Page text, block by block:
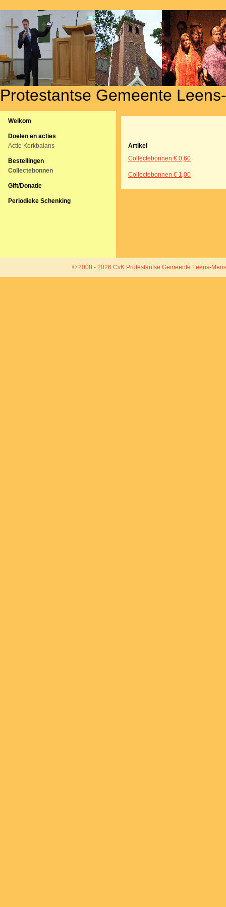
Protestantse Gemeente
Artikel
Collectebonnen € 0,60
Collectebonnen € 1,00
Welkom
Doelen en acties
Actie Kerkbalans
Bestellingen
Collectebonnen
Gift/Donatie
Periodieke Schenking
© 2008 - 2026 CvK Protestantse Gemeente Leens-